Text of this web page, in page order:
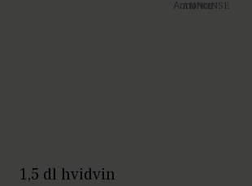
Annonce
1,5 dl hvidvin